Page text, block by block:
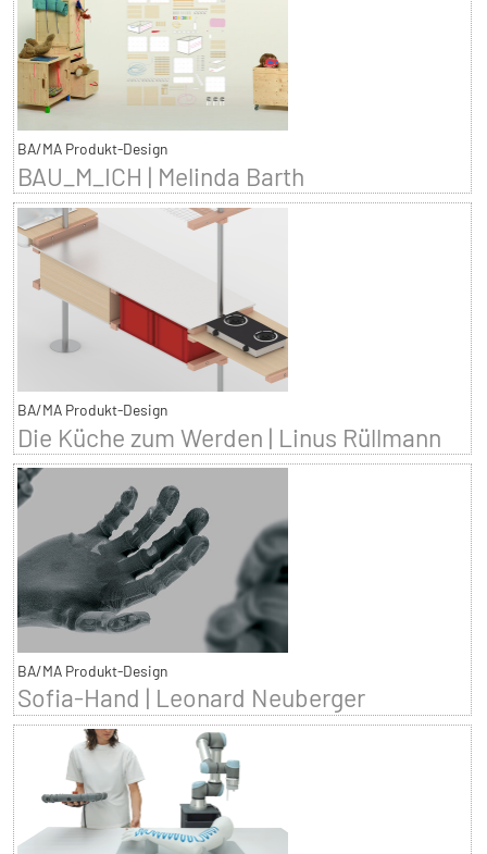
BA/MA Produkt-Design
BAU_M_ICH | Melinda Barth
BA/MA Produkt-Design
Die Küche zum Werden | Linus Rüllmann
BA/MA Produkt-Design
Sofia-Hand | Leonard Neuberger